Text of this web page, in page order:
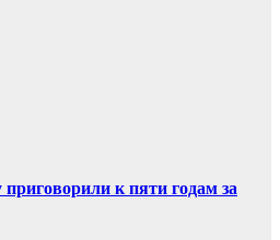
к пяти годам за